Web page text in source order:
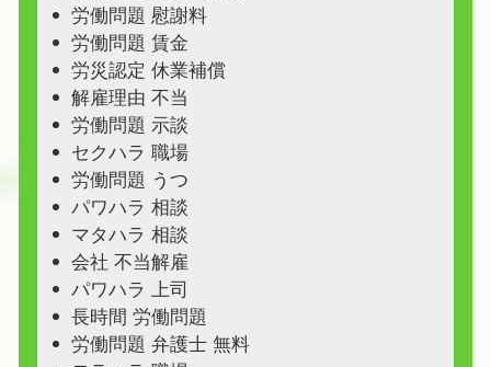
労働問題 慰謝料
労働問題 賃金
労災認定 休業補償
解雇理由 不当
労働問題 示談
セクハラ 職場
労働問題 うつ
パワハラ 相談
マタハラ 相談
会社 不当解雇
パワハラ 上司
長時間 労働問題
労働問題 弁護士 無料